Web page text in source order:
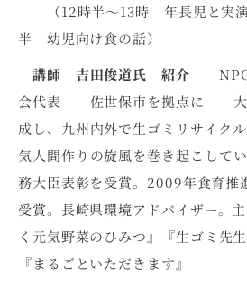
（12時半～13時 年長児と
半 幼児向け食の話）
講師 吉田俊道氏 紹介
会代表 佐世保市を拠点に 大
成し、九州内外で生ゴミリサイク
気人間作りの旋風を巻き起こして
務大臣表彰を受賞。2009年食育推
受賞。長崎県環境アドバイザー。
く元気野菜のひみつ』『生ゴミ先
『まるごといただきます』